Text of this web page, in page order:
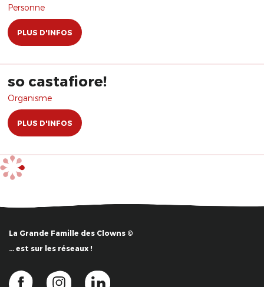
Personne
PLUS D'INFOS
so castafiore!
Organisme
PLUS D'INFOS
La Grande Famille des Clowns ©
… est sur les réseaux !